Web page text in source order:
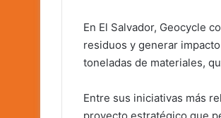
En El Salvador, Geocycle
residuos y generar
toneladas de materiales,
Entre sus iniciativas más